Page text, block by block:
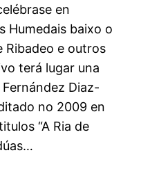
en
Humedais baixo o
Ribadeo e outros
terá lugar una
Diaz-
no 2009 en
“A Ria de